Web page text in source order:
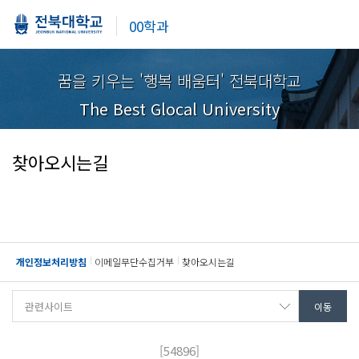
00학과
꿈을 키우는 '행복 배움터' 전북대학교
The Best Glocal University
찾아오시는길
개인정보처리방침 이메일무단수집거부 찾아오시는길
[54896]